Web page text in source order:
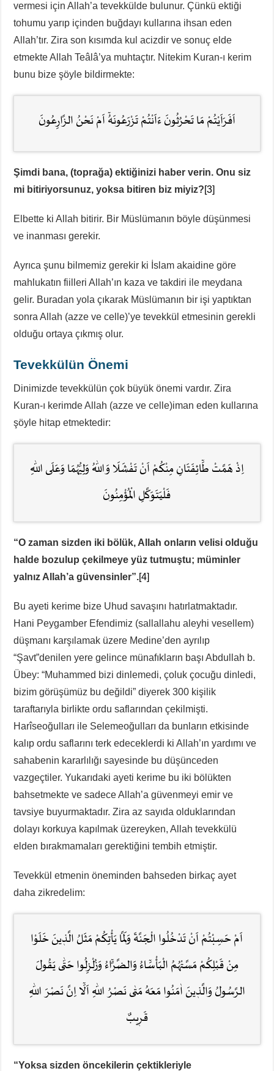
vermesi için Allah’a tevekkülde bulunur. Çünkü ektiği
tohumu yarıp içinden buğdayı kullarına ihsan eden
Allah’tır. Zira son kısımda kul acizdir ve sonuç elde
etmekte Allah Teâlâ’ya muhtaçtır. Nitekim Kuran-ı kerim
bunu bize şöyle bildirmekte:
اَفَرَاَيْتُمْ مَا تَحْرُثُونَ ءَاَنْتُمْ تَزْرَعُونَهُٓ اَمْ نَحْنُ الزَّارِعُونَ
Şimdi bana, (toprağa) ektiğinizi haber verin. Onu siz
mi bitiriyorsunuz, yoksa bitiren biz miyiz?[3]
Elbette ki Allah bitirir. Bir Müslümanın böyle düşünmesi
ve inanması gerekir.
Ayrıca şunu bilmemiz gerekir ki İslam akaidine göre
mahlukatın fiilleri Allah’ın kaza ve takdiri ile meydana
gelir. Buradan yola çıkarak Müslümanın bir işi yaptıktan
sonra Allah (azze ve celle)’ye tevekkül etmesinin gerekli
olduğu ortaya çıkmış olur.
Tevekkülün Önemi
Dinimizde tevekkülün çok büyük önemi vardır. Zira
Kuran-ı kerimde Allah (azze ve celle)iman eden kullarına
şöyle hitap etmektedir:
اِذْ هَمَّتْ طَٓائِفَتَانِ مِنْكُمْ اَنْ تَفْشَلَا وَاللّٰهُ وَلِيُّهُمَا وَعَلَى اللّٰهِ
فَلْيَتَوَكَّلِ الْمُؤْمِنُونَ
“O zaman sizden iki bölük, Allah onların velisi olduğu
halde bozulup çekilmeye yüz tutmuştu; müminler
yalnız Allah’a güvensinler”.[4]
Bu ayeti kerime bize Uhud savaşını hatırlatmaktadır.
Hani Peygamber Efendimiz (sallallahu aleyhi vesellem)
düşmanı karşılamak üzere Medine’den ayrılıp
“Şavt”denilen yere gelince münafıkların başı Abdullah b.
Übey: “Muhammed bizi dinlemedi, çoluk çocuğu dinledi,
bizim görüşümüz bu değildi” diyerek 300 kişilik
taraftarıyla birlikte ordu saflarından çekilmişti.
Harîseoğulları ile Selemeoğulları da bunların etkisinde
kalıp ordu saflarını terk edeceklerdi ki Allah’ın yardımı ve
sahabenin kararlılığı sayesinde bu düşünceden
vazgeçtiler. Yukarıdaki ayeti kerime bu iki bölükten
bahsetmekte ve sadece Allah’a güvenmeyi emir ve
tavsiye buyurmaktadır. Zira az sayıda olduklarından
dolayı korkuya kapılmak üzereyken, Allah tevekkülü
elden bırakmamaları gerektiğini tembih etmiştir.
Tevekkül etmenin öneminden bahseden birkaç ayet
daha zikredelim:
اَمْ حَسِبْتُمْ اَنْ تَدْخُلُوا الْجَنَّةَ وَلَمَّا يَأْتِكُمْ مَثَلُ الَّذٖينَ خَلَوْا
مِنْ قَبْلِكُمْ مَسَّتْهُمُ الْبَأْسَٓاءُ وَالضَّرَّٓاءُ وَزُلْزِلُوا حَتّٰى يَقُولَ
الرَّسُولُ وَالَّذٖينَ اٰمَنُوا مَعَهُ مَتٰى نَصْرُ اللّٰهِ اَلَٓا اِنَّ نَصْرَ اللّٰهِ
قَرٖيبٌ
“Yoksa sizden öncekilerin çektikleriyle